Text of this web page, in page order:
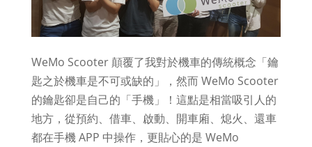
WeMo Scooter 顛覆了我對於機車的傳統概念「鑰
匙之於機車是不可或缺的」，然而 WeMo Scooter
的鑰匙卻是自己的「手機」！這點是相當吸引人的
地方，從預約、借車、啟動、開車廂、熄火、還車
都在手機 APP 中操作，更貼心的是 WeMo